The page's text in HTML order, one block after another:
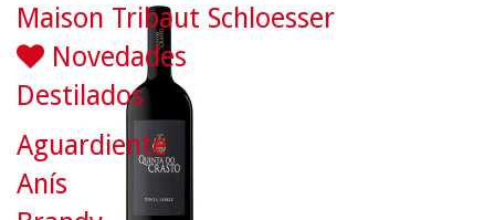
Maison Tribaut Schloesser
Novedades
Destilados
Aguardiente
Anís